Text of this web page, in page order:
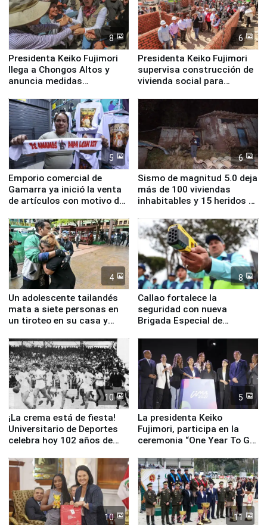
8
Presidenta Keiko Fujimori
llega a Chongos Altos y
anuncia medidas
educación, salud y empleo
6
Presidenta Keiko Fujimori
supervisa construcción de
vivienda social para
5
Emporio comercial de
Gamarra ya inició la venta
de artículos con motivo de
6
Sismo de magnitud 5.0 deja
más de 100 viviendas
inhabitables y 15 heridos en
4
Un adolescente tailandés
mata a siete personas en
un tiroteo en su casa y
8
Callao fortalece la
seguridad con nueva
Brigada Especial de
equipamiento para
Serenazgo
10
¡La crema está de fiesta!
Universitario de Deportes
celebra hoy 102 años de
5
La presidenta Keiko
Fujimori, participa en la
ceremonia “One Year To Go
10 11